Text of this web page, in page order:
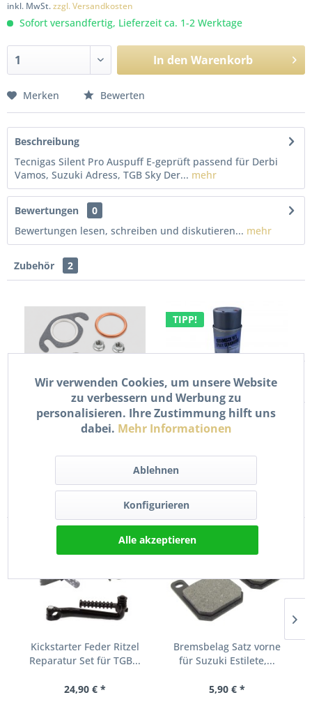
inkl. MwSt.zzgl. Versandkosten
Sofort versandfertig, Lieferzeit ca. 1-2 Werktage
In den Warenkorb
Merken Bewerten
Beschreibung
Tecnigas Silent Pro Auspuff E-geprüft passend für Derbi
Vamos, Suzuki Adress, TGB Sky Der... mehr
Bewertungen
0
Bewertungen lesen, schreiben und diskutieren... mehr
Zubehör 2
Auspuff Dichtung Set Kit
8-teilig für Roller /...
TIPP!
Keramikspray
Keramikpaste Bremse
Auspuff...
Kickstarter Feder Ritzel
Reparatur Set für TGB...
24,90 € *
Bremsbelag Satz vorne
für Suzuki Estilete,...
5,90 € *
Wir verwenden Cookies, um unsere Website
zu verbessern und Werbung zu
personalisieren. Ihre Zustimmung hilft uns
dabei. Mehr Informationen
Ablehnen
Konfigurieren
Alle akzeptieren